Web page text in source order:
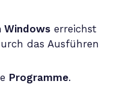
Windowserreichst
das Ausführen
Programme.